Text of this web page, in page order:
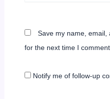
Save my name, email,
for the next time I comment.
Notify me of follow-up